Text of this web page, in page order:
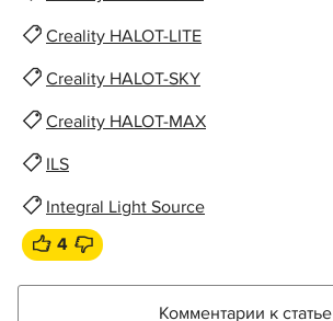
Creality HALOT-LITE
Creality HALOT-SKY
Creality HALOT-MAX
ILS
Integral Light Source
4
Комментарии к статье